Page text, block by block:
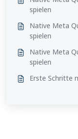
spielen
Native Meta
spielen
Native Meta
spielen
Erste Schritte